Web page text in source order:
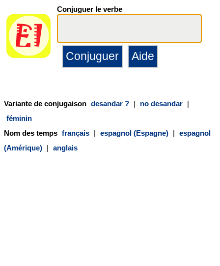
Conjuguer le verbe
Variante de conjugaison desandar ? | no desandar |
féminin
Nom des temps français | espagnol (Espagne) | espagnol
(Amérique) | anglais